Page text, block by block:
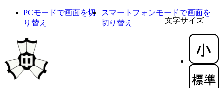
文字サイズ
PCモードで画面を切
り替え
スマートフォンモードで画面を
切り替え